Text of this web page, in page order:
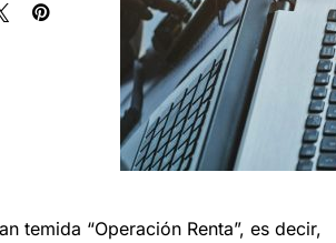
temida “Operación Renta”, es decir,